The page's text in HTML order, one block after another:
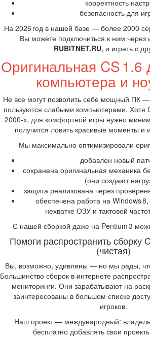
корректность
безопасность для
На 2026 год в нашей базе — более 2000
Вы можете подключиться к ним через
RUBITNET.RU, и играть с
Оригинальная CS 1.6
компьютера и
Не все могут позволить себе мощный ПК
пользуются слабыми компьютерами. Хотя
2000‑х, для комфортной игры нужно
получится ловить красивые моменты и
Мы максимально оптимизировали
добавлен новый
сохранена оригинальная механика
(они создают
защита реализована через
обеспечена работа на Windows
нехватке ОЗУ и тактовой
С нашей сборкой даже на Pentium 3
Помоги распространить сборку
(чистая)
Вы, возможно, удивлены — но мы рады,
Большинство сборок в интернете
мониторинги. Они зарабатывают на
заинтересованы в большом списке
игроков.
Наш проект — международный:
бесплатно добавлять свои